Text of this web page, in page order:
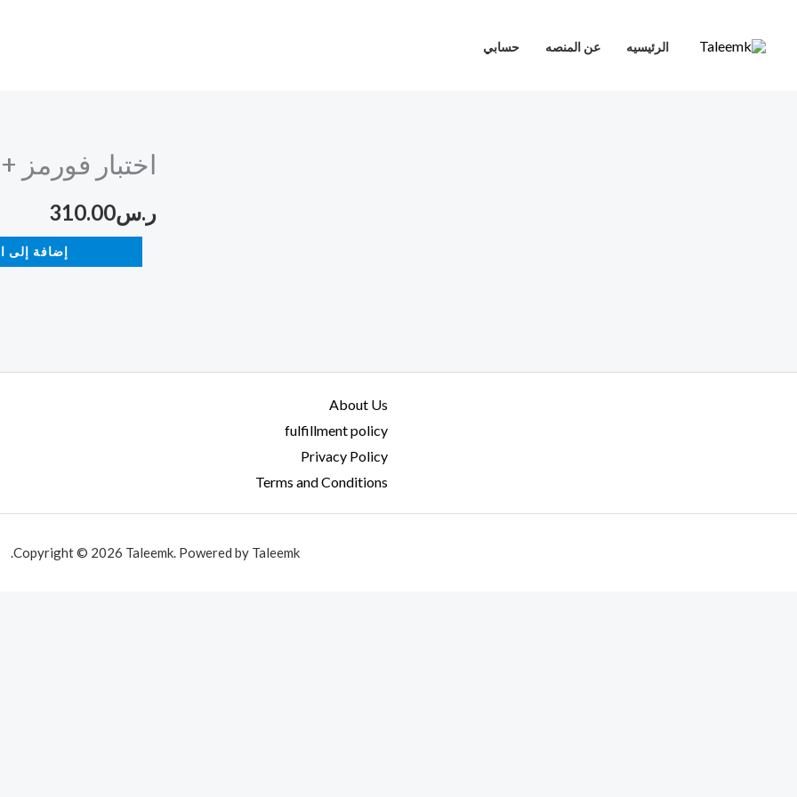
الرئيسيه عن المنصه حسابي
اختبار فورمز
ر.س310.00
كمية
فورمز
+خطه
اثرائية
إضافة إلى
About Us
fulfillment policy
Privacy Policy
Terms and Conditions
Copyright © 2026 Taleemk. Powered by Taleemk.